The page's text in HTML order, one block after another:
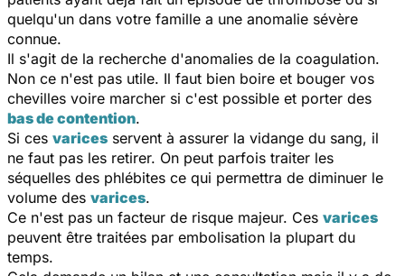
quelqu'un dans votre famille a une anomalie sévère
connue.
Il s'agit de la recherche d'anomalies de la coagulation.
Non ce n'est pas utile. Il faut bien boire et bouger vos
chevilles voire marcher si c'est possible et porter des
bas de contention.
Si ces varices servent à assurer la vidange du sang, il
ne faut pas les retirer. On peut parfois traiter les
séquelles des phlébites ce qui permettra de diminuer le
volume des varices.
Ce n'est pas un facteur de risque majeur. Ces varices
peuvent être traitées par embolisation la plupart du
temps.